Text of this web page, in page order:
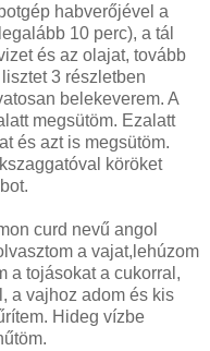
habverőjével a
10 perc), a tál
és az olajat, tovább
3 részletben
belekeverem. A
megsütöm. Ezalatt
és azt is megsütöm.
köröket
curd nevű angol
a vajat,lehúzom
a tojásokat a cukorral,
a vajhoz adom és kis
Hideg vízbe